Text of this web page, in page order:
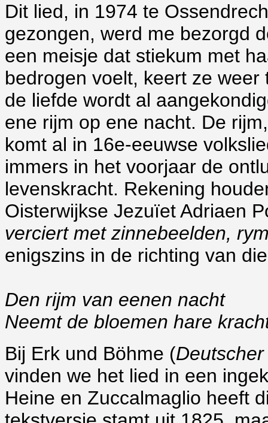
Dit lied, in 1974 te
gezongen, werd me bezorgd
een meisje dat stiekum met
bedrogen voelt, keert ze
de liefde wordt al
ene rijm op ene nacht. De
komt al in 16e-eeuwse
immers in het voorjaar de
levenskracht. Rekening
Oisterwijkse Jezuïet Adriaen
verciert met zinnebeelden,
enigszins in de richting van
Den rijm van eenen nacht
Neemt de bloemen hare
Bij Erk und Böhme (
vinden we het lied in een
Heine en Zuccalmaglio heeft